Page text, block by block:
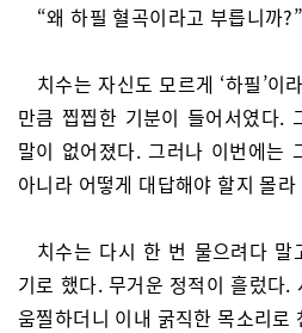
“왜 하필 혈곡이라고 부릅니까?”
치수는 자신도 모르게 ‘하필’이
만큼 찝찝한 기분이 들어서였다.
말이 없어졌다. 그러나 이번에는
아니라 어떻게 대답해야 할지 몰
치수는 다시 한 번 물으려다 말
기로 했다. 무거운 정적이 흘렀다.
움찔하더니 이내 굵직한 목소리로